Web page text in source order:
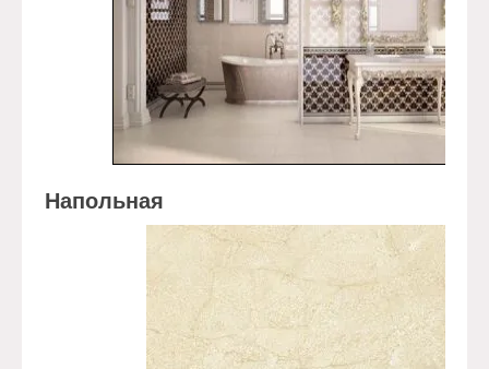
Напольная